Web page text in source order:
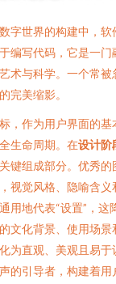
字世界的构建中，
编写代码，它是一
术与科学。一个常
完美缩影。
，作为用户界面的
生命周期。在设计阶
键组成部分。优秀
视觉风格、隐喻含义
用地代表“设置”，
文化背景、使用场
为直观、美观且易
的引导者，构建着用